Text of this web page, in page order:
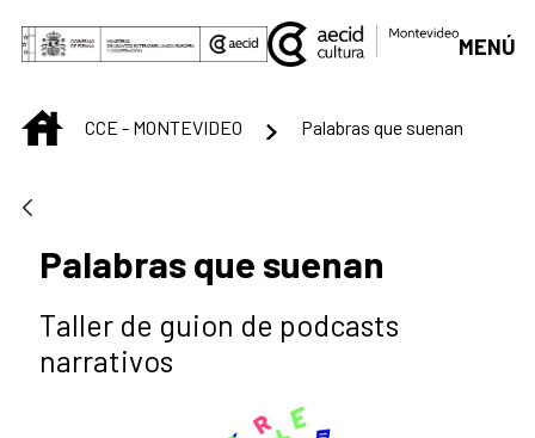
Saltar al contenido principal
MENÚ
INICIOCCE - MONTEVIDEO Palabras que suenan
Palabras que suenan
Taller de guion de podcasts
narrativos